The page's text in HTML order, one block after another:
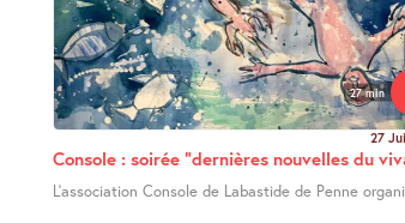
27 min
27
Console : soirée "dernières nouvelles du
L’association Console de Labastide de Penne